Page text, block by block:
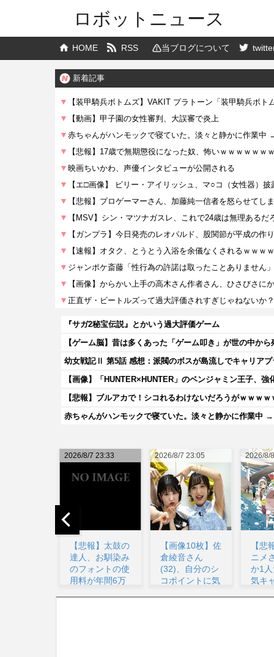
ロボットニュース
HOME RSS 当ブログについて
新着記事
『サガ2秘宝伝説』とかいう過大評価ゲーム
幼女戦記Ⅱ 第5話 感想：派閥のボスが島流しでキャリア
【画像】「HUNTER×HUNTER」のベンジャミン王子、強
【悲報】ブルアカで！シコれるわけないだろうがｗｗｗｗ
赤ちゃんがハンモックで寝ていた。淡々と静かに作業中
2026/8/8 03:29
【悲報】深夜ア
ニメさん、何故
か1人だけ不人
気キャラを追加
2026/8/
【画
音
シコ
気が
2026/8/7 23:05
【画像10枚】佐
倉綾音さん
(32)、自分のシ
コポイントに気